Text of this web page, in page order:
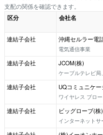
支配の関係を確認できます。
区分 会社名
連結子会社
沖縄セルラー電
電気通信事業
連結子会社
JCOM(株)
ケーブルテレビ
連結子会社
UQコミュニケ
ワイヤレス ブロ
連結子会社
ビッグローブ(株)
インターネットサ